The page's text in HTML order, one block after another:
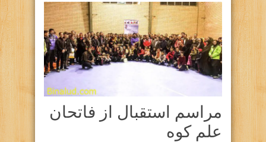
مراسم استقبال از فاتحان
علم کوه